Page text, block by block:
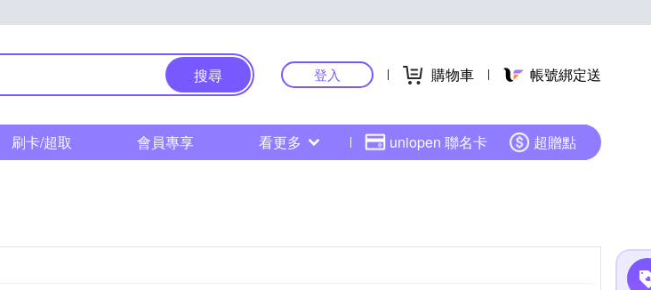
搜尋 登入 購物車 帳號綁定送
刷卡/超取 會員專享 看更多 uniopen 聯名卡 超贈點